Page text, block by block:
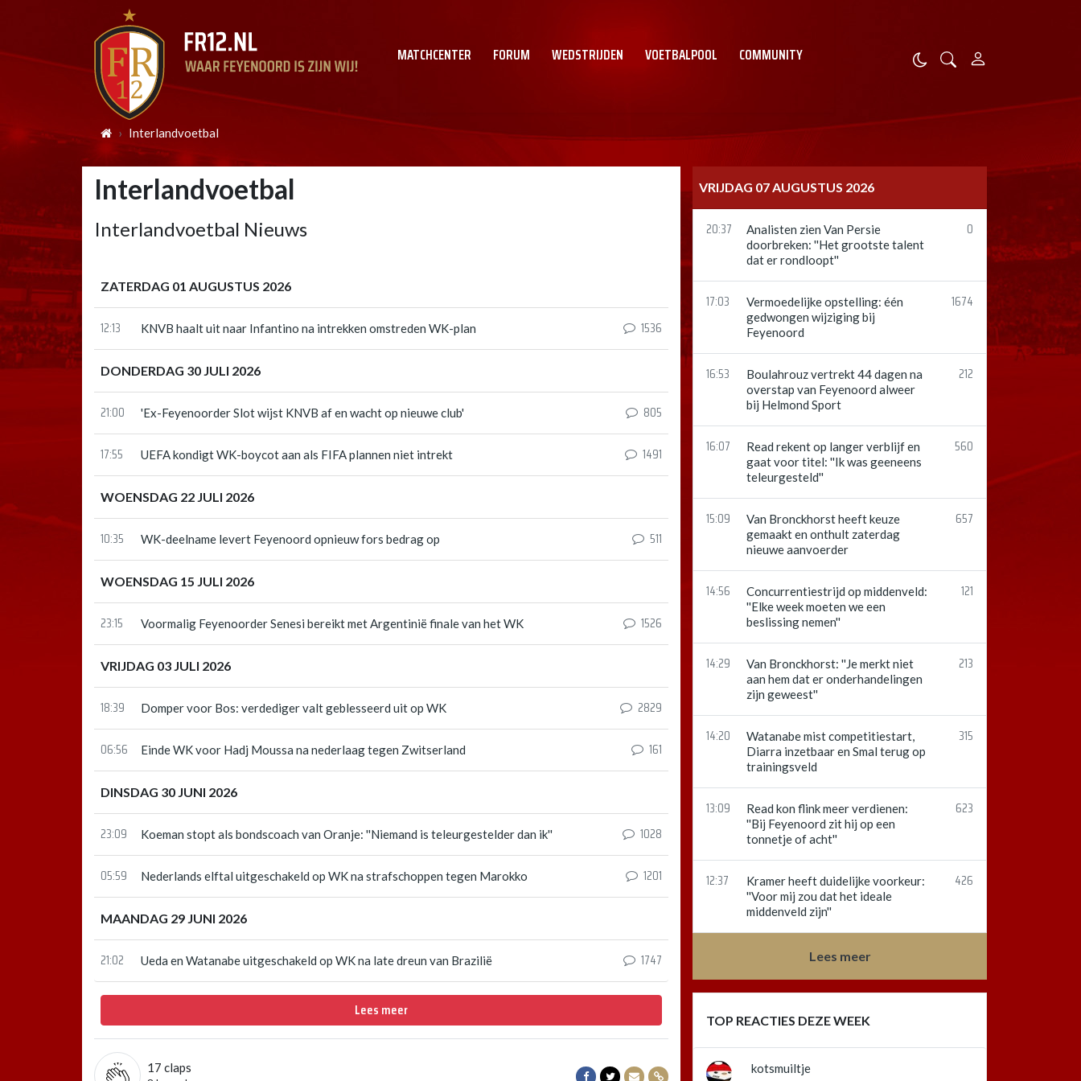
MATCHCENTER FORUM WEDSTRIJDEN VOETBALPOOL COMMUNITY
Interlandvoetbal
Interlandvoetbal
Interlandvoetbal Nieuws
ZATERDAG 01 AUGUSTUS 2026
12:13 KNVB haalt uit naar Infantino na intrekken omstreden WK-plan 1536
DONDERDAG 30 JULI 2026
21:00 'Ex-Feyenoorder Slot wijst KNVB af en wacht op nieuwe club' 805
17:55 UEFA kondigt WK-boycot aan als FIFA plannen niet intrekt 1491
WOENSDAG 22 JULI 2026
10:35 WK-deelname levert Feyenoord opnieuw fors bedrag op 511
WOENSDAG 15 JULI 2026
23:15 Voormalig Feyenoorder Senesi bereikt met Argentinië finale van het WK 1526
VRIJDAG 03 JULI 2026
18:39 Domper voor Bos: verdediger valt geblesseerd uit op WK 2829
06:56 Einde WK voor Hadj Moussa na nederlaag tegen Zwitserland 161
DINSDAG 30 JUNI 2026
23:09 Koeman stopt als bondscoach van Oranje: ''Niemand is teleurgestelder dan ik'' 1028
05:59 Nederlands elftal uitgeschakeld op WK na strafschoppen tegen Marokko 1201
MAANDAG 29 JUNI 2026
21:02 Ueda en Watanabe uitgeschakeld op WK na late dreun van Brazilië 1747
Lees meer
17 claps
Delen op Facebook
Delen op Twitter
Delen via Mail
Delen via link
VRIJDAG 07 AUGUSTUS 2026
20:37
Analisten zien Van Persie
doorbreken: ''Het grootste talent
dat er rondloopt''
0
17:03
Vermoedelijke opstelling: één
gedwongen wijziging bij
Feyenoord
1674
16:53
Boulahrouz vertrekt 44 dagen na
overstap van Feyenoord alweer
bij Helmond Sport
212
16:07
Read rekent op langer verblijf en
gaat voor titel: ''Ik was geeneens
teleurgesteld''
560
15:09
Van Bronckhorst heeft keuze
gemaakt en onthult zaterdag
nieuwe aanvoerder
657
14:56
Concurrentiestrijd op middenveld:
''Elke week moeten we een
beslissing nemen''
121
14:29
Van Bronckhorst: ''Je merkt niet
aan hem dat er onderhandelingen
zijn geweest''
213
14:20
Watanabe mist competitiestart,
Diarra inzetbaar en Smal terug op
trainingsveld
315
13:09
Read kon flink meer verdienen:
''Bij Feyenoord zit hij op een
tonnetje of acht''
623
12:37
Kramer heeft duidelijke voorkeur:
''Voor mij zou dat het ideale
middenveld zijn''
426
Lees meer
TOP REACTIES DEZE WEEK
kotsmuiltje